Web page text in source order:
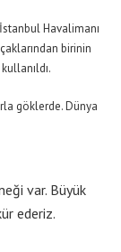
Havalimanı
birinin
göklerde. Dünya
var. Büyük
ederiz.